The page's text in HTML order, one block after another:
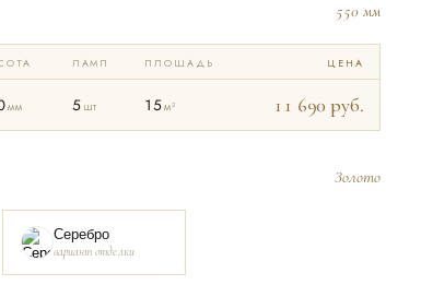
550 мм
ЛАМП ПЛОЩАДЬ ЦЕНА
мм 5 шт 15м² 11 690 руб.
Золото
Серебро
вариант отделки